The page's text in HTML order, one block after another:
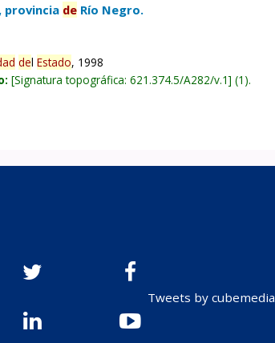
provincia de Río Negro.
delEstado, 1998
Signatura topográfica:621.374.5/A282/v.1 (1).
Tweets by